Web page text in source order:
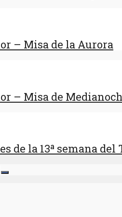
– Misa de la Aurora
– Misa de
de la 13ª semana del